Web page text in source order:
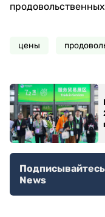
цены
Подписывайтесь
News